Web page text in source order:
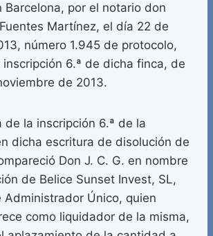
Barcelona, por el notario don
Martínez, el día 22 de
número 1.945 de protocolo,
6.ª de dicha finca, de
de 2013.
de la inscripción 6.ª de la
dicha escritura de disolución de
Don J. C. G. en nombre
de Belice Sunset Invest, SL,
Administrador Único, quien
como liquidador de la misma,